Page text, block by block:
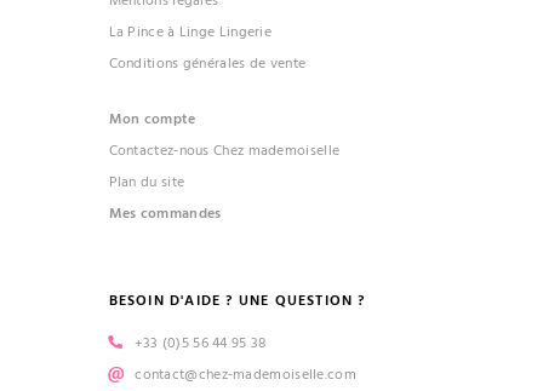
La Pince à Linge Lingerie
Conditions générales de vente
Mon compte
Contactez-nous Chez mademoiselle
Plan du site
Mes commandes
BESOIN D'AIDE ? UNE QUESTION ?
+33 (0)5 56 44 95 38
contact@chez-mademoiselle.com